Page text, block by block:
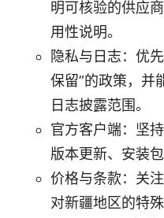
明可核验的供应
用性说明。
隐私与日志：优
保留”的政策，并
日志披露范围。
官方客户端：坚
版本更新、安装
价格与条款：关
对新疆地区的特